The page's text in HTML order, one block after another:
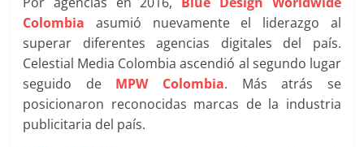
en
Colombia
|
Colombia asumió nuevamente el liderazgo al
superar diferentes agencias digitales del país.
Celestial Media Colombia ascendió al segundo lugar
seguido de MPW Colombia. Más atrás se
posicionaron reconocidas marcas de la industria
publicitaria del país.